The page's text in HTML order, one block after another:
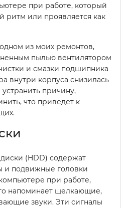
при работе, который
ритм или проявляется как
из моих ремонтов,
пылью вентилятором
и смазки подшипника
внутри корпуса снизилась
устранить причину,
что приведет к
(HDD) содержат
и подвижные головки
при работе,
напоминает щелкающие,
звуки. Эти сигналы